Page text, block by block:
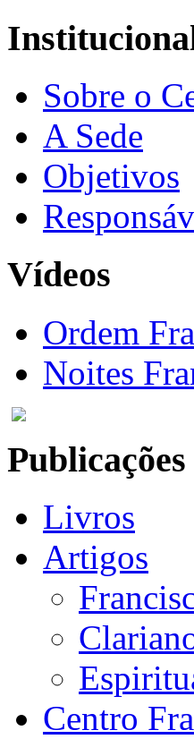
Sobre o
A Sede
Objetivos
Vídeos
Ordem
Noites
Publicações
Livros
Artigos
Centro